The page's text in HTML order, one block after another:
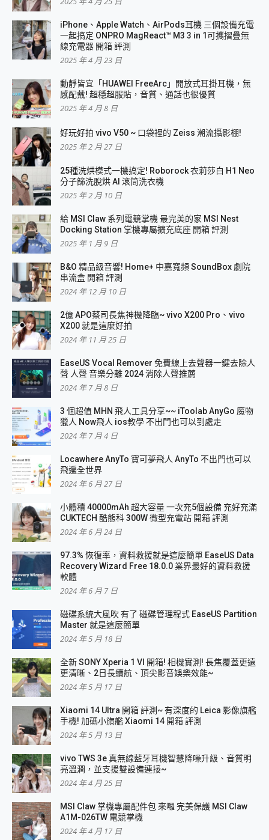
iPhone、Apple Watch、AirPods耳機 三個設備充電
一起搞定 ONPRO MagReact™ M3 3 in 1可攜摺疊無
線充電器 開箱 評測
2025 年 4 月 23 日
動靜皆宜「HUAWEI FreeArc」開放式耳掛耳機，無
感配戴! 超穩超服貼，音質、通話也很優質
2025 年 4 月 8 日
好玩好拍 vivo V50 ~ 口袋裡的 Zeiss 潮流攝影棚!
2025 年 2 月 27 日
25種洗烘模式一機搞定! Roborock 衣莉莎白 H1 Neo
分子篩洗脫烘 AI 滾筒洗衣機
2025 年 2 月 10 日
給 MSI Claw 系列電競掌機 最完美的家 MSI Nest
Docking Station 掌機專屬擴充底座 開箱 評測
2025 年 1 月 9 日
B&O 精品級音響! Home+ 中嘉寬頻 SoundBox 劇院
串流盒 開箱 評測
2024 年 12 月 10 日
2億 APO蔡司長焦神機降臨~ vivo X200 Pro、vivo
X200 就是這麼好拍
2024 年 11 月 25 日
EaseUS Vocal Remover 免費線上去聲器一鍵去除人
聲 人聲 音樂分離 2024 消除人聲推薦
2024 年 7 月 8 日
3 個超值 MHN 飛人工具分享~~ iToolab AnyGo 魔物
獵人 Now飛人 ios教學 不出門也可以到處走
2024 年 7 月 4 日
Locawhere AnyTo 寶可夢飛人 AnyTo 不出門也可以
飛遍全世界
2024 年 6 月 27 日
小體積 40000mAh 超大容量 一次充5個設備 充好充滿
CUKTECH 酷態科 300W 微型充電站 開箱 評測
2024 年 6 月 24 日
97.3% 恢復率，資料救援就是這麼簡單 EaseUS Data
Recovery Wizard Free 18.0.0 業界最好的資料救援
軟體
2024 年 6 月 7 日
磁碟系統大風吹 有了 磁碟管理程式 EaseUS Partition
Master 就是這麼簡單
2024 年 5 月 18 日
全新 SONY Xperia 1 VI 開箱! 相機實測! 長焦覆蓋更遠
更清晰、2日長續航、頂尖影音娛樂效能~
2024 年 5 月 17 日
Xiaomi 14 Ultra 開箱 評測~ 有深度的 Leica 影像旗艦
手機! 加碼小旗艦 Xiaomi 14 開箱 評測
2024 年 5 月 13 日
vivo TWS 3e 真無線藍牙耳機智慧降噪升級、音質明
亮溫潤，並支援雙設備連接~
2024 年 4 月 25 日
MSI Claw 掌機專屬配件包 來囉 完美保護 MSI Claw
A1M-026TW 電競掌機
2024 年 4 月 17 日